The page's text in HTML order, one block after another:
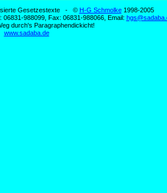
Gesetzestexte - © H-G Schmolke1998-2005
988099, Fax: 06831-988066, Email:
durch's Paragraphendickicht!
www.sadaba.de